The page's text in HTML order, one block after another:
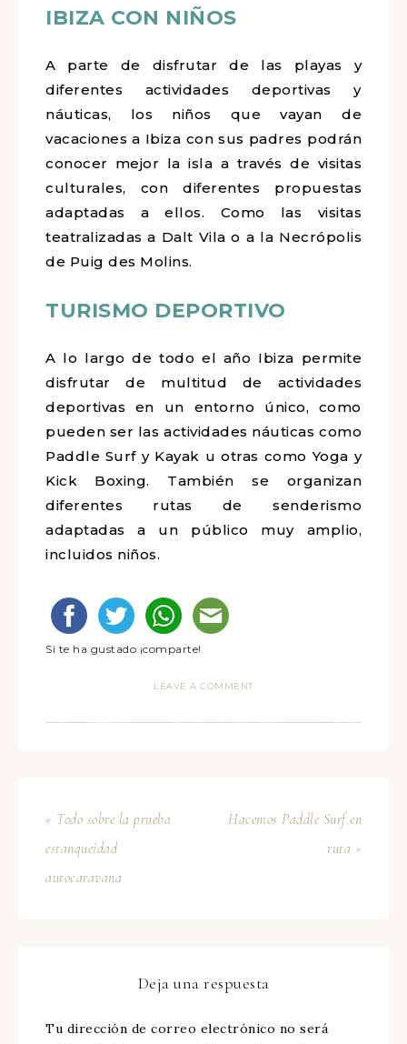
IBIZA CON NIÑOS
A parte de disfrutar de las playas y
diferentes actividades deportivas y
náuticas, los niños que vayan de
vacaciones a Ibiza con sus padres podrán
conocer mejor la isla a través de visitas
culturales, con diferentes propuestas
adaptadas a ellos. Como las visitas
teatralizadas a Dalt Vila o a la Necrópolis
de Puig des Molins.
TURISMO DEPORTIVO
A lo largo de todo el año Ibiza permite
disfrutar de multitud de actividades
deportivas en un entorno único, como
pueden ser las actividades náuticas como
Paddle Surf y Kayak u otras como Yoga y
Kick Boxing. También se organizan
diferentes rutas de senderismo
adaptadas a un público muy amplio,
incluidos niños.
Si te ha gustado ¡comparte!
LEAVE A COMMENT
« Todo sobre la prueba
estanqueidad
autocaravana
Hacemos Paddle Surf en
ruta »
Deja una respuesta
Tu dirección de correo electrónico no será